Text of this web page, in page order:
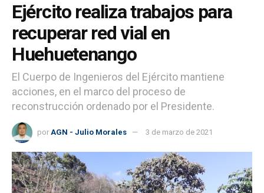
Ejército realiza trabajos para
recuperar red vial en
Huehuetenango
El Cuerpo de Ingenieros del Ejército mantiene
acciones, en el marco del proceso de
reconstrucción ordenado por el Presidente.
por AGN - Julio Morales 3 de marzo de 2021